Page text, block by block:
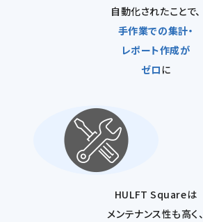
自動化されたことで、
手作業での集計・
レポート作成が
ゼロに
HULFT Squareは
メンテナンス性も高く、